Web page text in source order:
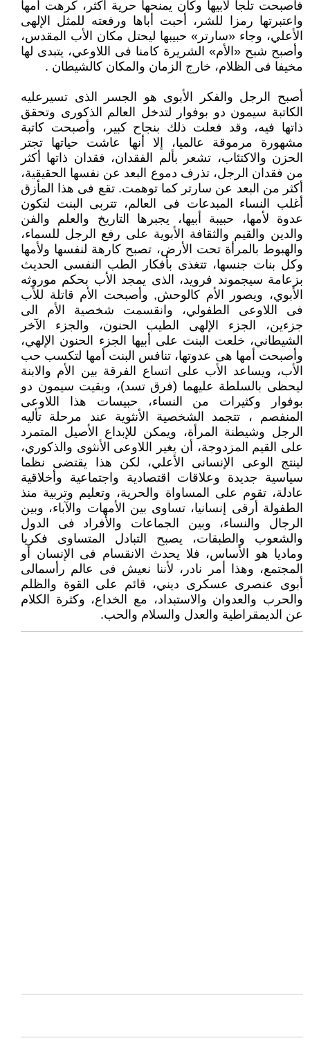
فأصبحت تلجأ لأبيها وكان يمنحها حرية أكثر، كرهت أمها
واعتبرتها رمزا للشر، أحبت أباها ورفعته للمثل الإلهى
الأعلي، وجاء «سارتر» حبيبها ليحتل مكان الأب المقدس،
وأصبح شبح «الأم» الشريرة كامنا فى اللاوعي، يتبدى لها
مخيفا فى الظلام، خارج الزمان والمكان كالشيطان .
أصبح الرجل والفكر الأبوى هو الجسر الذى تسيرعليه
الكاتبة سيمون دو بوفوار لتدخل العالم الذكورى وتحقق
ذاتها فيه، وقد فعلت ذلك بنجاح كبير، وأصبحت كاتبة
مشهورة مرموقة عالميا، إلا أنها عاشت حياتها تجتر
الحزن والاكتئاب، تشعر بألم الفقدان، فقدان ذاتها أكثر
من فقدان الرجل، تذرف دموع البعد عن نفسها الحقيقية،
أكثر من البعد عن سارتر كما توهمت. تقع فى هذا المأزق
أغلب النساء المبدعات فى العالم، تتربى البنت لتكون
عدوة لأمها، حبيبة أبيها، يجبرها التاريخ والعلم والفن
والدين والقيم والثقافة الأبوية على رفع الرجل للسماء،
والهبوط بالمرأة تحت الأرض، تصبح كارهة لنفسها ولأمها
وكل بنات جنسها، تتغذى بأفكار الطب النفسى الحديث
بزعامة سيجموند فرويد، الذى يمجد الأب بحكم موروثه
الأبوي، ويصور الأم كالوحش, وأصبحت الأم قاتلة للأب
فى اللاوعى الطفولي، وانقسمت شخصية الأم الى
جزءين، الجزء الإلهى الطيب الحنون، والجزء الآخر
الشيطاني، خلعت البنت على أبيها الجزء الحنون الإلهي،
وأصبحت أمها هى عدوتها، تنافس البنت أمها لتكسب حب
الأب، ويساعد الأب على اتساع الفرقة بين الأم والابنة
ليحظى بالسلطة عليهما (فرق تسد)، وبقيت سيمون دو
بوفوار وكثيرات من النساء، حبيسات هذا اللاوعى
المنفصم ، تتجمد الشخصية الأنثوية عند مرحلة تأليه
الرجل وشيطنة المرأة، ويمكن للإبداع الأصيل المتمرد
على القيم المزدوجة، أن يغير اللاوعى الأنثوى والذكوري،
لينتج الوعى الإنسانى الأعلي، لكن هذا يقتضى نظما
سياسية جديدة وعلاقات اقتصادية واجتماعية وأخلاقية
عادلة، تقوم على المساواة والحرية، وتعليم وتربية منذ
الطفولة أرقى إنسانيا، تساوى بين الأمهات والآباء، وبين
الرجال والنساء، وبين الجماعات والأفراد فى الدول
والشعوب والطبقات، يصبح التبادل المتساوى فكريا
وماديا هو الأساس، فلا يحدث الانقسام فى الإنسان أو
المجتمع، وهذا أمر نادر، لأننا نعيش فى عالم رأسمالى
أبوى عنصرى عسكرى ديني، قائم على القوة والظلم
والحرب والعدوان والاستبداد، مع الخداع، وكثرة الكلام
عن الديمقراطية والعدل والسلام والحب.